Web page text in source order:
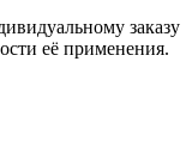
заказу
её применения.